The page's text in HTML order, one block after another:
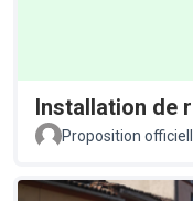
Installation de
Proposition